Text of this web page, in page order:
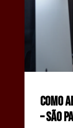
Como
– São